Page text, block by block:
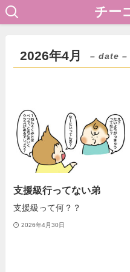
チー
2026年4月 – date –
支援級行ってない弟
支援級って何？？
2026年4月30日